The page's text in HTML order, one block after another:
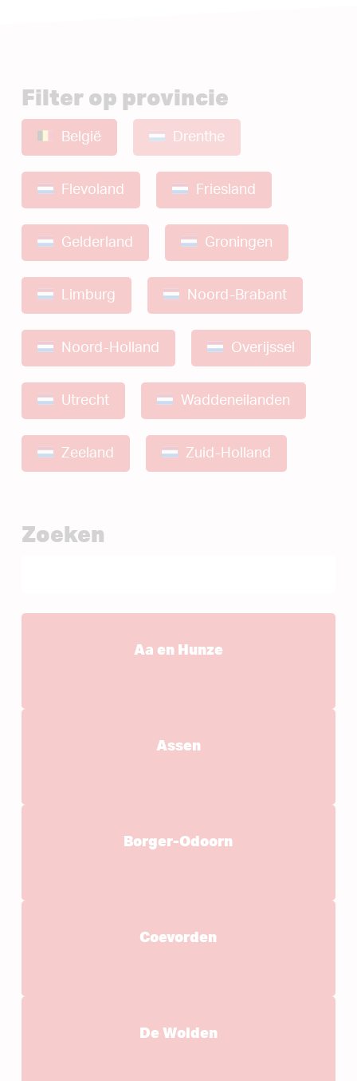
Filter op provincie
België Drenthe
Flevoland Friesland
Gelderland Groningen
Limburg Noord-Brabant
Noord-Holland Overijssel
Utrecht Waddeneilanden
Zeeland Zuid-Holland
Zoeken
Aa en Hunze
Assen
Borger-Odoorn
Coevorden
De Wolden